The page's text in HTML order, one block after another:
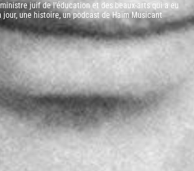
juif de l’éducation et des beaux-arts qui a eu
jour, une histoire, un podcast de Haïm Musicant